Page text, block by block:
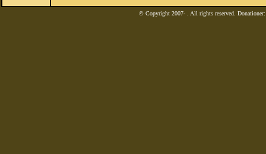
© Copyright 2007- . All rights reserved.